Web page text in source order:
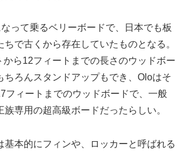
って乗るベリーボードで、日本でも板
で古くから存在していたものとなる。
ら12フィートまでの長さのウッドボー
ちろんスタンドアップもでき、Oloはそ
フィートまでのウッドボードで、一般
族専用の超高級ボードだったらしい。
基本的にフィンや、ロッカーと呼ばれる